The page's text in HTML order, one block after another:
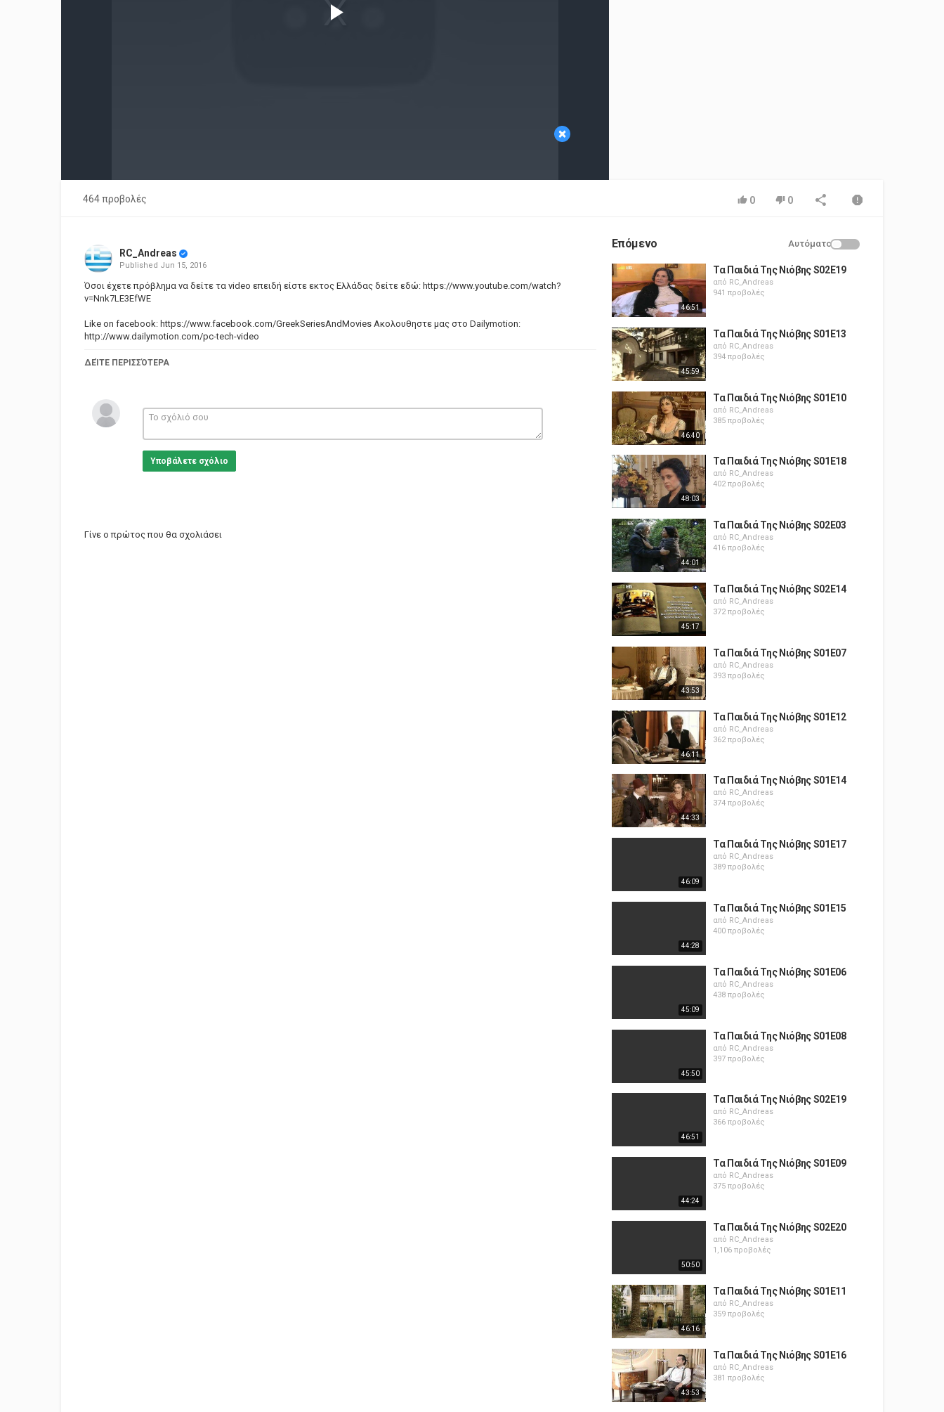
×
464 προβολές 0 0
RC_Andreas
Published Jun 15, 2016
Όσοι έχετε πρόβλημα να δείτε τα video επειδή είστε εκτος Ελλάδας δείτε εδώ: https://www.youtube.com/watch?
v=Nnk7LE3EfWE
Like on facebook: https://www.facebook.com/GreekSeriesAndMovies Ακολουθηστε μας στο Dailymotion:
http://www.dailymotion.com/pc-tech-video
Κατηγορίες Greek Films
ΔΕΊΤΕ ΠΕΡΙΣΣΌΤΕΡΑ
Υποβάλετε σχόλιο
Γίνε ο πρώτος που θα σχολιάσει
Επόμενο Αυτόματο
46:51
Τα Παιδιά Της Νιόβης S02E19
από RC_Andreas
941 προβολές
45:59
Τα Παιδιά Της Νιόβης S01E13
από RC_Andreas
394 προβολές
46:40
Τα Παιδιά Της Νιόβης S01E10
από RC_Andreas
385 προβολές
48:03
Τα Παιδιά Της Νιόβης S01E18
από RC_Andreas
402 προβολές
44:01
Τα Παιδιά Της Νιόβης S02E03
από RC_Andreas
416 προβολές
45:17
Τα Παιδιά Της Νιόβης S02E14
από RC_Andreas
372 προβολές
43:53
Τα Παιδιά Της Νιόβης S01E07
από RC_Andreas
393 προβολές
46:11
Τα Παιδιά Της Νιόβης S01E12
από RC_Andreas
362 προβολές
44:33
Τα Παιδιά Της Νιόβης S01E14
από RC_Andreas
374 προβολές
46:09
Τα Παιδιά Της Νιόβης S01E17
από RC_Andreas
389 προβολές
44:28
Τα Παιδιά Της Νιόβης S01E15
από RC_Andreas
400 προβολές
45:09
Τα Παιδιά Της Νιόβης S01E06
από RC_Andreas
438 προβολές
45:50
Τα Παιδιά Της Νιόβης S01E08
από RC_Andreas
397 προβολές
46:51
Τα Παιδιά Της Νιόβης S02E19
από RC_Andreas
366 προβολές
44:24
Τα Παιδιά Της Νιόβης S01E09
από RC_Andreas
375 προβολές
50:50
Τα Παιδιά Της Νιόβης S02E20
από RC_Andreas
1,106 προβολές
46:16
Τα Παιδιά Της Νιόβης S01E11
από RC_Andreas
359 προβολές
43:53
Τα Παιδιά Της Νιόβης S01E16
από RC_Andreas
381 προβολές